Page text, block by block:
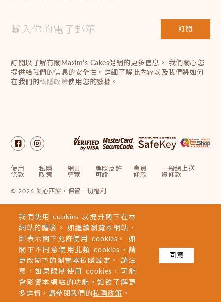
訂閱
訂閱以了解有關Maxim's Cakes促銷的更多信息。 我們關心您
提供給我們的信息的安全性。詳細了解此內容以及我們將如何
在我們的私隱政策使用您的數據。
使用
條款
私隱
政策
網頁
導覽
牌照及許
可證
會員
條款
一般網上送
貨條款
© 2026 美心西餅，保留一切權利
我們使用 cookies 以提升閣下在本
網站的體驗。 如繼續瀏覽本網站，
即表示閣下允許使用 cookies。 如
閣下不同意使用此類 cookies，請
更改閣下的瀏覽器私隱設定。 請注
意，如果限制使用 cookies，可能
會影響本網站的功能。如欲了解更
多詳情，請參閱我們的私隱政策 。
同意